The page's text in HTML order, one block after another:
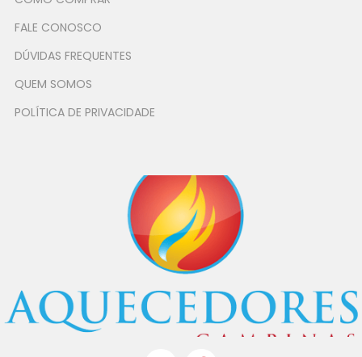
FALE CONOSCO
DÚVIDAS FREQUENTES
QUEM SOMOS
POLÍTICA DE PRIVACIDADE